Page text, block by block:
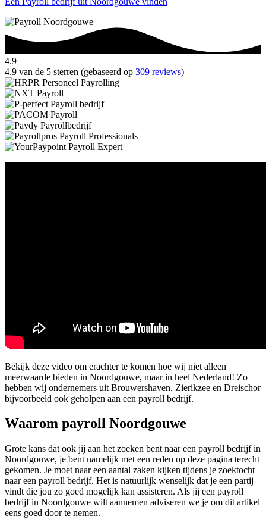
4.9
4.9 van de 5 sterren (gebaseerd op 309 reviews)
Bekijk deze video om erachter te komen hoe wij niet alleen
meerwaarde bieden in Noordgouwe, maar in heel Nederland! Zo
hebben wij ondernemers uit Brouwershaven, Zierikzee en Dreischor
bijvoorbeeld ook geholpen aan een payroll bedrijf.
Waarom payroll Noordgouwe
Grote kans dat ook jij aan het zoeken bent naar een payroll bedrijf in
Noordgouwe, je bent namelijk met een reden op deze pagina terecht
gekomen. Je moet naar een aantal zaken kijken tijdens je zoektocht
naar een payroll bedrijf. Het is natuurlijk wenselijk dat je een partij
vindt die jou zo goed mogelijk kan assisteren. Als jij een payroll
bedrijf in Noordgouwe wilt aannemen adviseren we je om dit artikel
eens goed door te nemen.